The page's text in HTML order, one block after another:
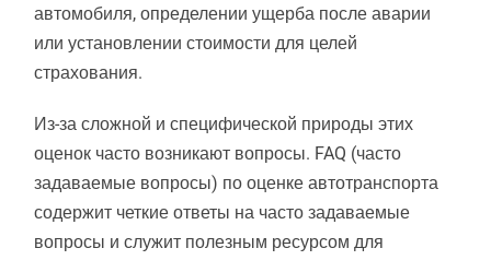
автомобиля, определении ущерба после аварии
или установлении стоимости для целей
страхования.
Из-за сложной и специфической природы этих
оценок часто возникают вопросы. FAQ (часто
задаваемые вопросы) по оценке автотранспорта
содержит четкие ответы на часто задаваемые
вопросы и служит полезным ресурсом для